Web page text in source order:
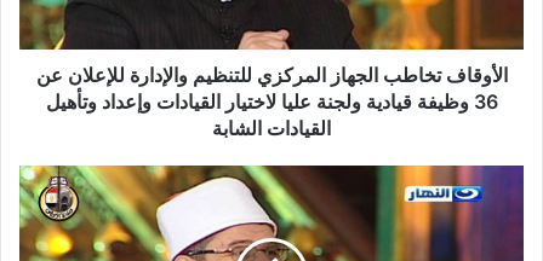
نسخ الرابط
الأوقاف تخاطب الجهاز المركزي للتنظيم والإدارة للإعلان عن
36 وظيفة قيادية ولجنة عليا لاختيار القيادات وإعداد وتأهيل
القيادات الشابة